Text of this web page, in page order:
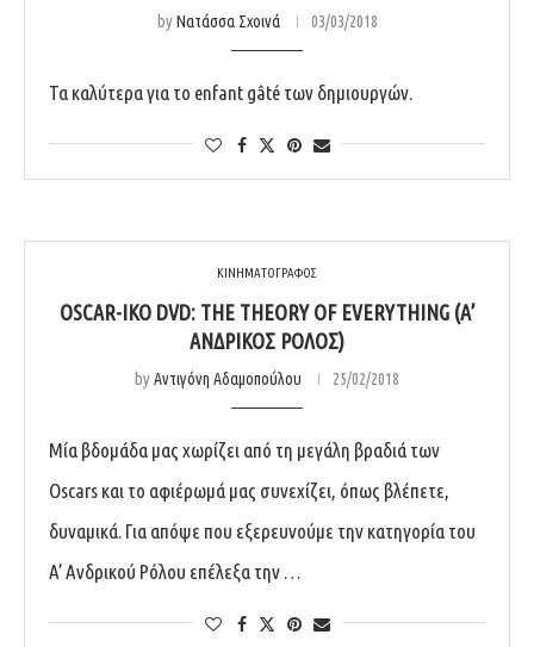
byΝατάσσα Σχοινά 03/03/2018
Τα καλύτερα για το enfant gâté των δημιουργών.
ΚΙΝΗΜΑΤΟΓΡΑΦΟΣ
OSCAR-ΙΚΌ DVD: THE THEORY OF EVERYTHING (Α’
ΑΝΔΡΙΚΌΣ ΡΌΛΟΣ)
byΑντιγόνη Αδαμοπούλου 25/02/2018
Μία βδομάδα μας χωρίζει από τη μεγάλη βραδιά των
Oscars και το αφιέρωμά μας συνεχίζει, όπως βλέπετε,
δυναμικά. Για απόψε που εξερευνούμε την κατηγορία του
A’ Ανδρικού Ρόλου επέλεξα την …